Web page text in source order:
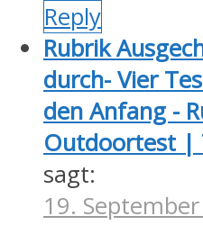
Reply
Rubrik
durch- Vier
den Anfang -
Outdoortest |
sagt:
19.